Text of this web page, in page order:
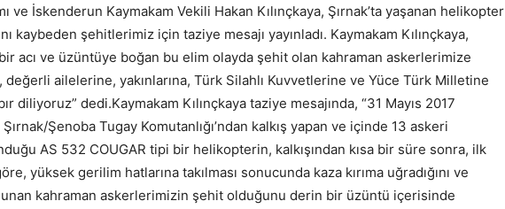
ve İskenderun Kaymakam Vekili Hakan Kılınçkaya, Şırnak’ta yaşanan helikopter
kaybeden şehitlerimiz için taziye mesajı yayınladı. Kaymakam Kılınçkaya,
acı ve üzüntüye boğan bu elim olayda şehit olan kahraman askerlerimize
değerli ailelerine, yakınlarına, Türk Silahlı Kuvvetlerine ve Yüce Türk Milletine
diliyoruz” dedi.Kaymakam Kılınçkaya taziye mesajında, “31 Mayıs 2017
Şenoba Tugay Komutanlığı’ndan kalkış yapan ve içinde 13 askeri
AS 532 COUGAR tipi bir helikopterin, kalkışından kısa bir süre sonra, ilk
yüksek gerilim hatlarına takılması sonucunda kaza kırıma uğradığını ve
kahraman askerlerimizin şehit olduğunu derin bir üzüntü içerisinde